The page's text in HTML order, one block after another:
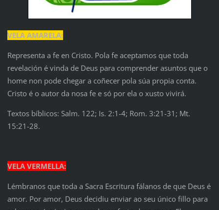
VELA AMARELA:
Representa a fe en Cristo. Pola fe aceptamos que toda
revelación é vinda de Deus para comprender asuntos que o
home non pode chegar a coñecer pola súa propia conta.
Cristo é o autor da nosa fe e só por ela o xusto vivirá.
Textos bíblicos: Salm. 122; Is. 2:1-4; Rom. 3:21-31; Mt.
15:21-28.
VELA VERMELLA:
Lémbranos que toda a Sacra Escritura fálanos de que Deus é
amor. Por amor, Deus decidiu enviar ao seu único fillo para